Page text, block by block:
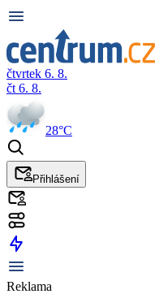
čtvrtek 6. 8.
čt 6. 8.
28°C
Přihlášení
Reklama